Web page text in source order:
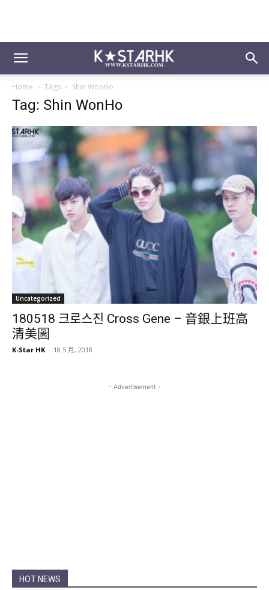
Home Tags Shin WonHo
Tag: Shin WonHo
Uncategorized
180518 크로스진 Cross Gene – 音銀上班高
清美圖
K-Star HK - 18 5 月, 2018
- Advertisement -
HOT NEWS